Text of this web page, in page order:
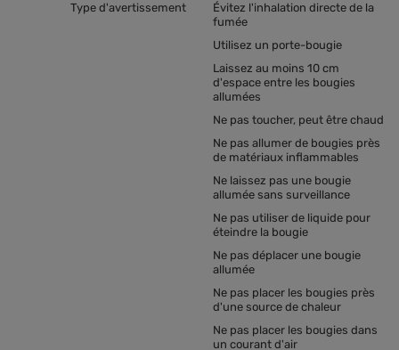
Type d'avertissement
Évitez l'inhalation directe de la
fumée
Utilisez un porte-bougie
Laissez au moins 10 cm
d'espace entre les bougies
allumées
Ne pas toucher, peut être chaud
Ne pas allumer de bougies près
de matériaux inflammables
Ne laissez pas une bougie
allumée sans surveillance
Ne pas utiliser de liquide pour
éteindre la bougie
Ne pas déplacer une bougie
allumée
Ne pas placer les bougies près
d'une source de chaleur
Ne pas placer les bougies dans
un courant d'air